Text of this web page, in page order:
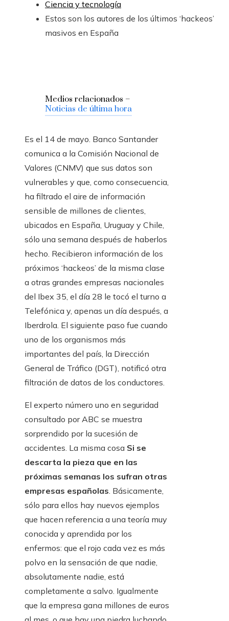
Ciencia y tecnología
Estos son los autores de los últimos ‘hackeos’
masivos en España
Medios relacionados –
Noticias de última hora
Es el 14 de mayo. Banco Santander
comunica a la Comisión Nacional de
Valores (CNMV) que sus datos son
vulnerables y que, como consecuencia,
ha filtrado el aire de información
sensible de millones de clientes,
ubicados en España, Uruguay y Chile,
sólo una semana después de haberlos
hecho. Recibieron información de los
próximos ‘hackeos’ de la misma clase
a otras grandes empresas nacionales
del Ibex 35, el día 28 le tocó el turno a
Telefónica y, apenas un día después, a
Iberdrola. El siguiente paso fue cuando
uno de los organismos más
importantes del país, la Dirección
General de Tráfico (DGT), notificó otra
filtración de datos de los conductores.
El experto número uno en seguridad
consultado por ABC se muestra
sorprendido por la sucesión de
accidentes. La misma cosa Si se
descarta la pieza que en las
próximas semanas los sufran otras
empresas españolas . Básicamente,
sólo para ellos hay nuevos ejemplos
que hacen referencia a una teoría muy
conocida y aprendida por los
enfermos: que el rojo cada vez es más
polvo en la sensación de que nadie,
absolutamente nadie, está
completamente a salvo. Igualmente
que la empresa gana millones de euros